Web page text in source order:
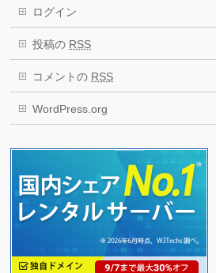
ログイン
投稿の RSS
コメントの RSS
WordPress.org